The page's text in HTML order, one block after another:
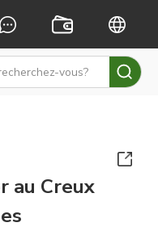
au Creux